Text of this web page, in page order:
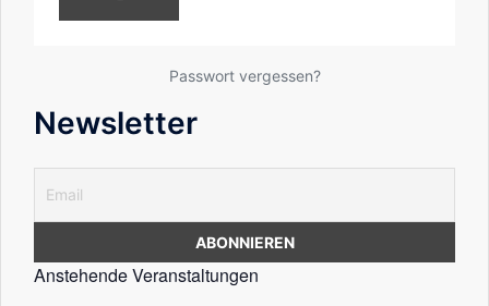
Passwort vergessen?
Newsletter
Anstehende Veranstaltungen